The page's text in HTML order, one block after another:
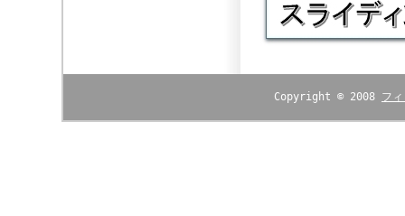
Copyright © 2008 フ